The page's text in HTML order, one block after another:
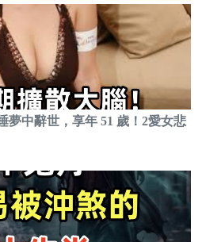
夢中辭世，享年 51 歲！2愛女悲